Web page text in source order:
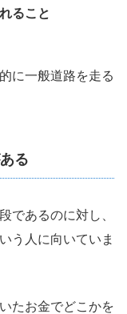
ること
に一般道路を走る
る
であるのに対し、
う人に向いていま
たお金でどこかを